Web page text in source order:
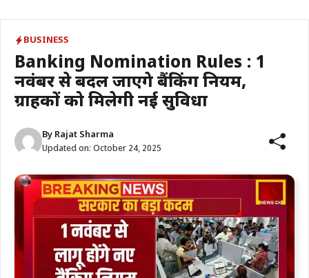
BUSINESS
Banking Nomination Rules : 1
नवंबर से बदल जाएंगे बैंकिंग नियम,
ग्राहकों को मिलेगी नई सुविधा
By Rajat Sharma
Updated on: October 24, 2025